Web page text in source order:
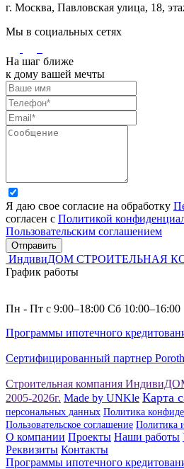
г. Москва, Павловская улица, 18,
Мы в социальных сетях
На шаг ближе
к дому вашей мечты
Я даю свое согласие на обработку
согласен с Политикой
Пользовательским соглашением
Отправить
ИндивиДОМ СТРОИТЕЛЬНАЯ
График работы
Пн - Пт с 9:00–18:00 Сб 10:00–16:00
Программы ипотечного
Сертифицированный партнер
Строительная компания
2005-2026г. Made by UNKle Карта
персональных данных Политика
Пользовательское соглашение Политика
О компании Проекты Наши работы
Реквизиты Контакты
Программы ипотечного